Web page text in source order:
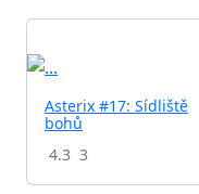
Asterix #17: Sídliště
bohů
4.3 3